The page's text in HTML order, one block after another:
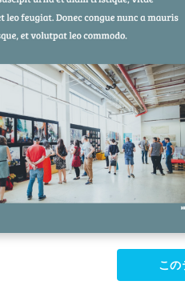
この